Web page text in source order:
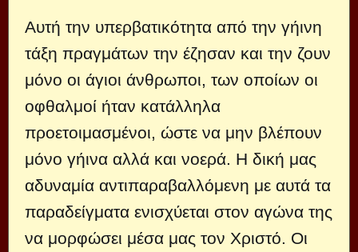
Αυτή την υπερβατικότητα από την γήινη
τάξη πραγμάτων την έζησαν και την ζουν
μόνο οι άγιοι άνθρωποι, των οποίων οι
οφθαλμοί ήταν κατάλληλα
προετοιμασμένοι, ώστε να μην βλέπουν
μόνο γήινα αλλά και νοερά. Η δική μας
αδυναμία αντιπαραβαλλόμενη με αυτά τα
παραδείγματα ενισχύεται στον αγώνα της
να μορφώσει μέσα μας τον Χριστό. Οι